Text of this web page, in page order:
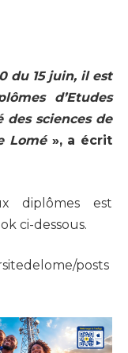
du 15 juin, il est
d’Etudes
des sciences de
Lomé», a écrit
diplômes est
ci-dessous.
posts